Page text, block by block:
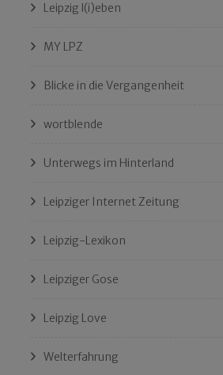
Leipzig l(i)eben
MY LPZ
Blicke in die Vergangenheit
wortblende
Unterwegs im Hinterland
Leipziger Internet Zeitung
Leipzig-Lexikon
Leipziger Gose
Leipzig Love
Welterfahrung